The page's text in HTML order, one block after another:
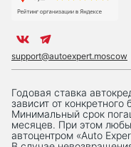
support@autoexpert.moscow
Годовая ставка
зависит от
Минимальный срок
месяцев. При этом
автоцентром «Auto